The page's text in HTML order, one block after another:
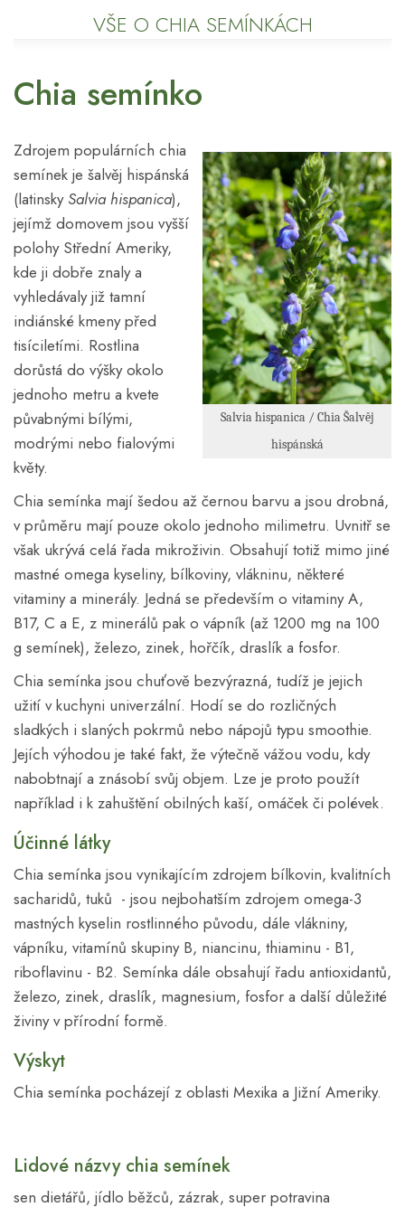
VŠE O CHIA SEMÍNKÁCH
Chia semínko
Salvia hispanica / Chia Šalvěj
hispánská
Zdrojem populárních chia
semínek je šalvěj hispánská
(latinskySalvia hispanica),
jejímž domovem jsou vyšší
polohy Střední Ameriky,
kde ji dobře znaly a
vyhledávaly již tamní
indiánské kmeny před
tisíciletími. Rostlina
dorůstá do výšky okolo
jednoho metru a kvete
půvabnými bílými,
modrými nebo fialovými
květy.
Chia semínka mají šedou až černou barvu a jsou drobná,
v průměru mají pouze okolo jednoho milimetru. Uvnitř se
však ukrývá celá řada mikroživin. Obsahují totiž mimo jiné
mastné omega kyseliny, bílkoviny, vlákninu, některé
vitaminy a minerály. Jedná se především o vitaminy A,
B17, C a E, z minerálů pak o vápník (až 1200 mg na 100
g semínek), železo, zinek, hořčík, draslík a fosfor.
Chia semínka jsou chuťově bezvýrazná, tudíž je jejich
užití v kuchyni univerzální. Hodí se do rozličných
sladkých i slaných pokrmů nebo nápojů typu smoothie.
Jejích výhodou je také fakt, že výtečně vážou vodu, kdy
nabobtnají a znásobí svůj objem. Lze je proto použít
například i k zahuštění obilných kaší, omáček či polévek.
Účinné látky
Chia semínka jsou vynikajícím zdrojem bílkovin, kvalitních
sacharidů, tuků - jsou nejbohatším zdrojem omega-3
mastných kyselin rostlinného původu, dále vlákniny,
vápníku, vitamínů skupiny B, niancinu, thiaminu - B1,
riboflavinu - B2. Semínka dále obsahují řadu antioxidantů,
železo, zinek, draslík, magnesium, fosfor a další důležité
živiny v přírodní formě.
Výskyt
Chia semínka pocházejí z oblasti Mexika a Jižní Ameriky.
Lidové názvy chia semínek
sen dietářů, jídlo běžců, zázrak, super potravina